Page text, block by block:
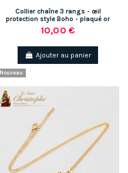
Collier chaîne 3 rangs - œil
protection style Boho - plaqué or
10,00 €
Ajouter au panier
Nouveau